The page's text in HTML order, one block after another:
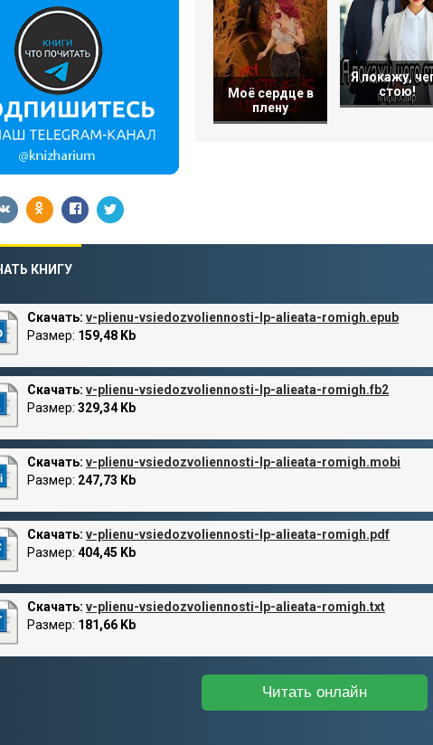
Моё сердце в
плену
Я покажу,
стою!
КНИГУ
Скачать: v-plienu-vsiedozvoliennosti-lp-alieata-romigh.epub
Размер: 159,48 Kb
Скачать: v-plienu-vsiedozvoliennosti-lp-alieata-romigh.fb2
Размер: 329,34 Kb
Скачать: v-plienu-vsiedozvoliennosti-lp-alieata-romigh.mobi
Размер: 247,73 Kb
Скачать: v-plienu-vsiedozvoliennosti-lp-alieata-romigh.pdf
Размер: 404,45 Kb
Скачать: v-plienu-vsiedozvoliennosti-lp-alieata-romigh.txt
Размер: 181,66 Kb
Читать онлайн